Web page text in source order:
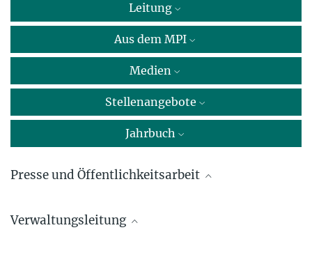
Leitung
Aus dem MPI
Medien
Stellenangebote
Jahrbuch
Presse und Öffentlichkeitsarbeit
Dr. Carmen Rotte
Verwaltungsleitung